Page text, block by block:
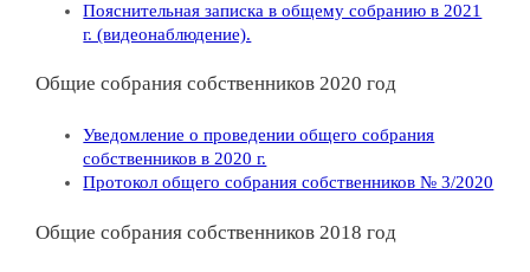
Пояснительная записка в общему собранию в 2021
г. (видеонаблюдение).
Общие собрания собственников 2020 год
Уведомление о проведении общего собрания
собственников в 2020 г.
Протокол общего собрания собственников № 3/2020
Общие собрания собственников 2018 год